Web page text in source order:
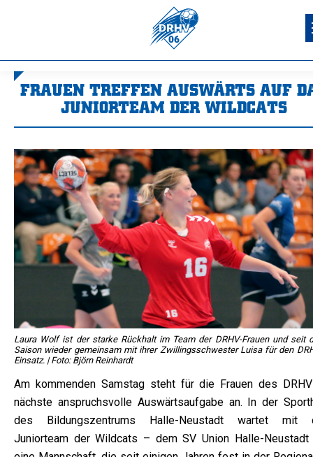
FRAUEN TREFFEN AUSWÄRTS AUF
JUNIORTEAM DER WILDCATS
Laura Wolf ist der starke Rückhalt im Team der DRHV-Frauen und seit
Saison wieder gemeinsam mit ihrer Zwillingsschwester Luisa für den
Einsatz. | Foto: Björn Reinhardt
Am kommenden Samstag steht für die Frauen des
nächste anspruchsvolle Auswärtsaufgabe an. In der
des Bildungszentrums Halle-Neustadt wartet mit
Juniorteam der Wildcats – dem SV Union Halle-